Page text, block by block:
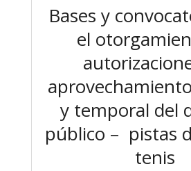
Bases y
el
y temporal del
público – pistas
tenis